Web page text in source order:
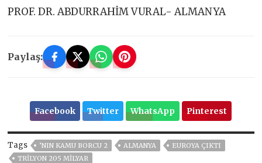
PROF. DR. ABDURRAHİM VURAL- ALMANYA
Paylaş:
Facebook Twitter WhatsApp Pinterest
Tags ’NIN KAMU BORCU 2 ALMANYA
EUROYA ÇIKTI
TRİLYON 205 MİLYAR